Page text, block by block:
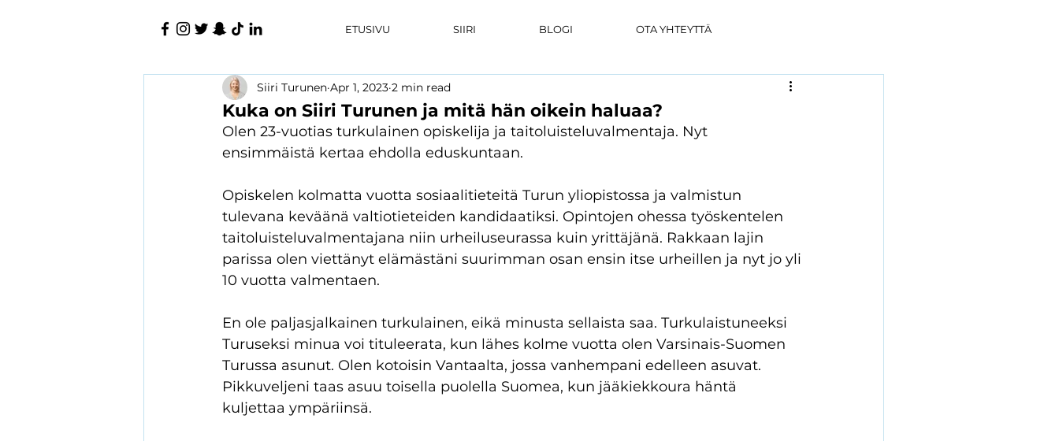
ETUSIVU SIIRI BLOGI OTA YHTEYTTÄ
Kuka on Siiri Turunen ja mitä hän oikein haluaa?
Siiri Turunen Apr 1, 2023 2 min read
Olen 23-vuotias turkulainen opiskelija ja taitoluisteluvalmentaja. Nyt
ensimmäistä kertaa ehdolla eduskuntaan.
Opiskelen kolmatta vuotta sosiaalitieteitä Turun yliopistossa ja valmistun
tulevana keväänä valtiotieteiden kandidaatiksi. Opintojen ohessa työskentelen
taitoluisteluvalmentajana niin urheiluseurassa kuin yrittäjänä. Rakkaan lajin
parissa olen viettänyt elämästäni suurimman osan ensin itse urheillen ja nyt jo yli
10 vuotta valmentaen.
En ole paljasjalkainen turkulainen, eikä minusta sellaista saa. Turkulaistuneeksi
Turuseksi minua voi tituleerata, kun lähes kolme vuotta olen Varsinais-Suomen
Turussa asunut. Olen kotoisin Vantaalta, jossa vanhempani edelleen asuvat.
Pikkuveljeni taas asuu toisella puolella Suomea, kun jääkiekkoura häntä
kuljettaa ympäriinsä.